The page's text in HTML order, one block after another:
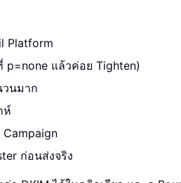
Platform
p=none แล้วค่อย Tighten)
วนมาก
ห์
ก่อนส่งจริง